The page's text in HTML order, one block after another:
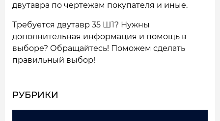
двутавра по чертежам покупателя и иные.
Требуется двутавр 35 Ш1? Нужны
дополнительная информация и помощь в
выборе? Обращайтесь! Поможем сделать
правильный выбор!
РУБРИКИ